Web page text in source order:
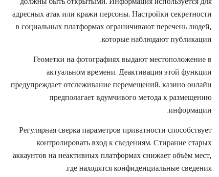
адресных атак или кражи персоны. Настройки секретности
в социальных платформах ограничивают перечень людей,
которые наблюдают публикации.
Геометки на фотографиях выдают местоположение в
актуальном времени. Деактивация этой функции
предупреждает отслеживание перемещений. казино онлайн
предполагает вдумчивого метода к размещению
информации.
Регулярная сверка параметров приватности способствует
контролировать вход к сведениям. Стирание старых
аккаунтов на неактивных платформах снижает объём мест,
где находятся конфиденциальные сведения.